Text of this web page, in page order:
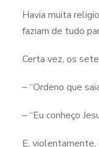
Havia muita
faziam de tudo
Certa vez, os
– “Ordeno que
– “Eu conheço
E, violentamente,